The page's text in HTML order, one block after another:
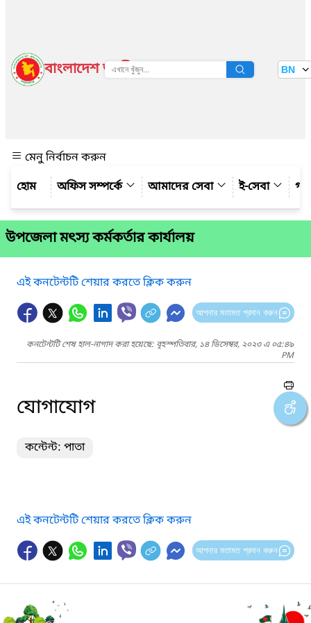
বাংলাদেশ জাতীয় তথ্য বাতায়ন BN
মেনু নির্বাচন করুন
অফিস সম্পর্কে
আমাদের সেবা ই-সেবা
উপজেলা মৎস্য কর্মকর্তার কার্যালয়
এই কনটেন্টটি শেয়ার করতে ক্লিক করুন
আপনার মতামত প্রদান করুন
কনটেন্টটি শেষ হাল-নাগাদ করা হয়েছে: বৃহস্পতিবার, ১৪ ডিসেম্বর, ২০২৩ এ ০৫:৪৯
PM
যোগাযোগ
কন্টেন্ট: পাতা
এই কনটেন্টটি শেয়ার করতে ক্লিক করুন
আপনার মতামত প্রদান করুন